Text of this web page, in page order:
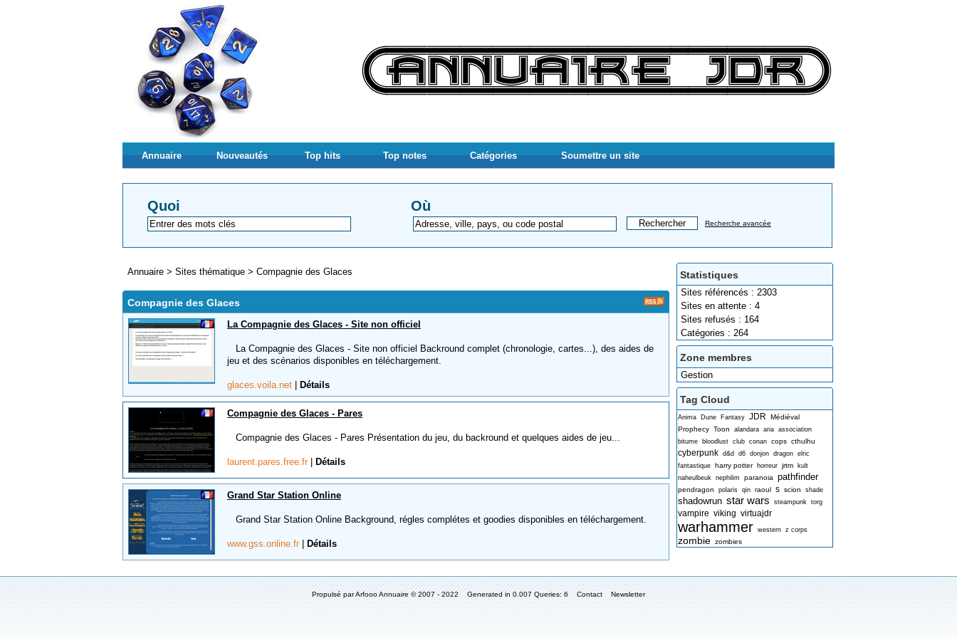
Annuaire Nouveautés Top hits Top notes Catégories Soumettre un site
Quoi Où
Recherche avancée
Statistiques
Sites référencés : 2303
Sites en attente : 4
Sites refusés : 164
Catégories : 264
Zone membres
Gestion
Tag Cloud
Anima Dune Fantasy JDR
Médiéval
Prophecy Toon alandara aria association
bitume
bloodlust club conan cops cthulhu
cyberpunk d&d d6 donjon dragon elric
fantastique harry potter horreur jrtm
kult
naheulbeuk nephilim paranoia pathfinder
pendragon polaris qin raoul s scion shade
shadowrun star wars steampunk torg
vampire viking virtuajdr
warhammer western z corps
zombie zombies
Annuaire > Sites thématique > Compagnie des Glaces
Compagnie des Glaces
La Compagnie des Glaces - Site non officiel
La Compagnie des Glaces - Site non officiel Backround complet (chronologie, cartes...), des aides de
jeu et des scénarios disponibles en téléchargement.
glaces.voila.net Détails
Compagnie des Glaces - Pares
Compagnie des Glaces - Pares Présentation du jeu, du backround et quelques aides de jeu...
laurent.pares.free.fr Détails
Grand Star Station Online
Grand Star Station Online Background, régles complétes et goodies disponibles en téléchargement.
www.gss.online.fr Détails
Propulsé parArfooo Annuaire © 2007 - 2022 Generated in 0.007 Queries: 6 Contact Newsletter